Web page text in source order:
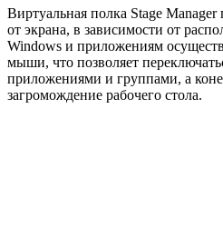
Виртуальная полка Stage Manager
от экрана, в зависимости от
Windows и приложениям
мыши, что позволяет
приложениями и группами, а
загромождение рабочего стола.